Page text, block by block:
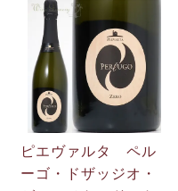
ピエヴァルタ ペル
ーゴ・ドザッジオ・